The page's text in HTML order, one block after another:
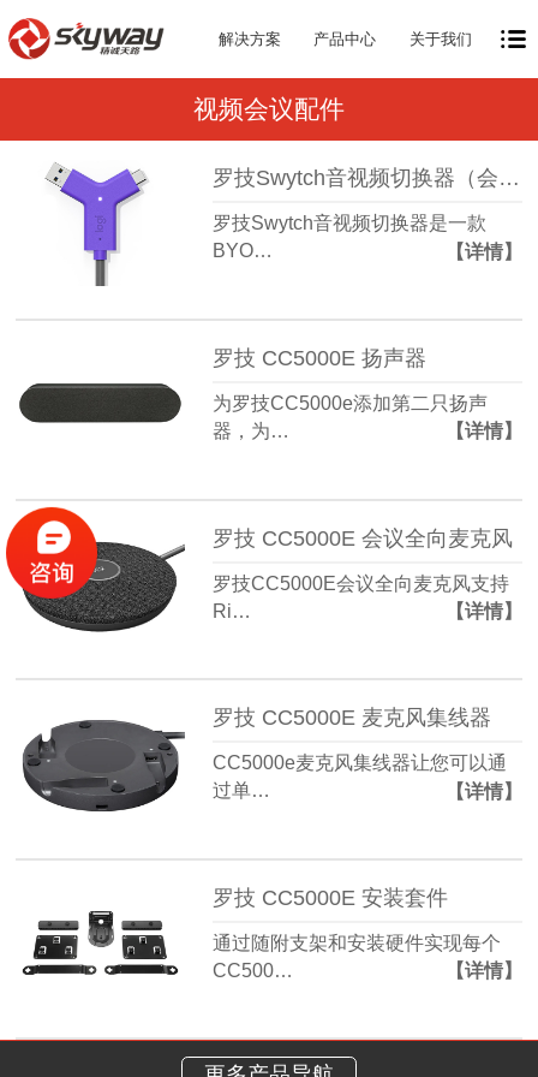
解决方案 产品中心 关于我们
视频会议配件
罗技Swytch音视频切换器（会议室笔记本电脑连接神器）
罗技Swytch音视频切换器是一款
BYO…
【详情】
罗技 CC5000E 扬声器
为罗技CC5000e添加第二只扬声
器，为…
【详情】
罗技 CC5000E 会议全向麦克风
罗技CC5000E会议全向麦克风支持
Ri…
【详情】
罗技 CC5000E 麦克风集线器
CC5000e麦克风集线器让您可以通
过单…
【详情】
罗技 CC5000E 安装套件
通过随附支架和安装硬件实现每个
CC500…
【详情】